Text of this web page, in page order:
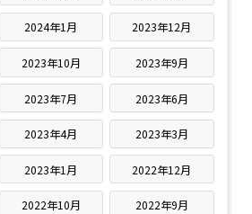
2024年1月 2023年12月
2023年10月 2023年9月
2023年7月 2023年6月
2023年4月 2023年3月
2023年1月 2022年12月
2022年10月 2022年9月